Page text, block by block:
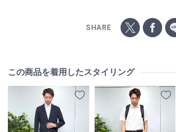
SHARE
この商品を着用したスタイリング